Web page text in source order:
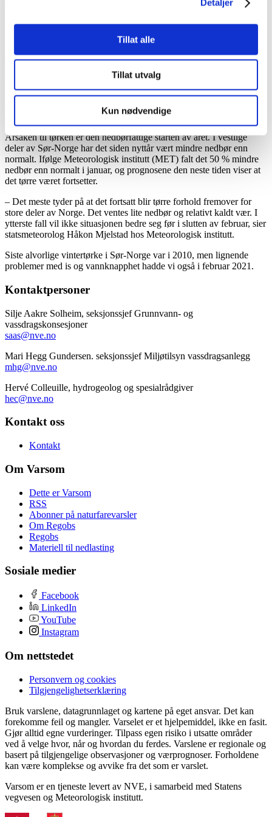
Detaljer
Tillat alle
Tillat utvalg
Kun nødvendige
Risiko for ispropper og lokale oversvømmelser når
det blir mildere vær
Når været snur og temperaturen stiger kan rask snøsmelting og regn
skape nye utfordringer. Isganger og ispropper kan føre til lokale
beredskapsaktører bør derfor være oppmerksomme på risikoen ved
raske temperaturendringer.
Forventer at det tørre været fortsetter
Årsaken til tørken er den nedbørfattige starten av året. I vestlige
deler av Sør-Norge har det siden nyttår vært mindre nedbør enn
normalt. Ifølge Meteorologisk institutt (MET) falt det 50 % mindre
nedbør enn normalt i januar, og prognosene den neste tiden viser at
det tørre været fortsetter.
– Det meste tyder på at det fortsatt blir tørre forhold fremover for
store deler av Norge. Det ventes lite nedbør og relativt kaldt vær. I
ytterste fall vil ikke situasjonen bedre seg før i slutten av februar, sier
statsmeteorolog Håkon Mjelstad hos Meteorologisk institutt.
Siste alvorlige vintertørke i Sør-Norge var i 2010, men lignende
problemer med is og vannknapphet hadde vi også i februar 2021.
Kontaktpersoner
Silje Aakre Solheim, seksjonssjef Grunnvann- og
vassdragskonsesjoner
saas@nve.no
Mari Hegg Gundersen. seksjonssjef Miljøtilsyn vassdragsanlegg
mhg@nve.no
Hervé Colleuille, hydrogeolog og spesialrådgiver
hec@nve.no
Kontakt oss
Kontakt
Om Varsom
Dette er Varsom
RSS
Abonner på naturfarevarsler
Om Regobs
Regobs
Materiell til nedlasting
Sosiale medier
Facebook
LinkedIn
YouTube
Instagram
Om nettstedet
Personvern og cookies
Tilgjengelighetserklæring
Bruk varslene, datagrunnlaget og kartene på eget ansvar. Det kan
forekomme feil og mangler. Varselet er et hjelpemiddel, ikke en fasit.
Gjør alltid egne vurderinger. Tilpass egen risiko i utsatte områder
ved å velge hvor, når og hvordan du ferdes. Varslene er regionale og
basert på tilgjengelige observasjoner og værprognoser. Forholdene
kan være komplekse og avvike fra det som er varslet.
Varsom er en tjeneste levert av NVE, i samarbeid med Statens
vegvesen og Meteorologisk institutt.